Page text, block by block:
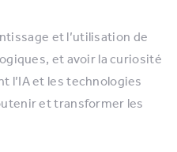
et l’utilisation de
et avoir la curiosité
l’IA et les technologies
et transformer les